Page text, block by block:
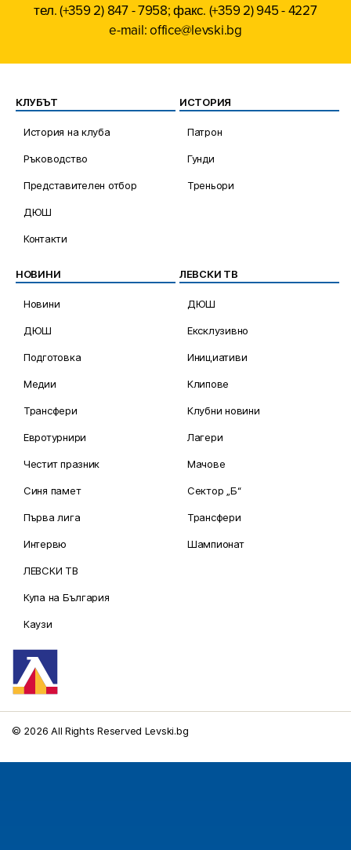
тел. (+359 2) 847 - 7958; факс. (+359 2) 945 - 4227
e-mail: office@levski.bg
КЛУБЪТ
История на клуба
Ръководство
Представителен отбор
ДЮШ
Контакти
ИСТОРИЯ
Патрон
Гунди
Треньори
НОВИНИ
Новини
ДЮШ
Подготовка
Медии
Трансфери
Евротурнири
Честит празник
Синя памет
Първа лига
Интервю
ЛЕВСКИ ТВ
Купа на България
Каузи
ЛЕВСКИ ТВ
ДЮШ
Ексклузивно
Инициативи
Клипове
Клубни новини
Лагери
Мачове
Сектор „Б“
Трансфери
Шампионат
© 2026 All Rights Reserved Levski.bg